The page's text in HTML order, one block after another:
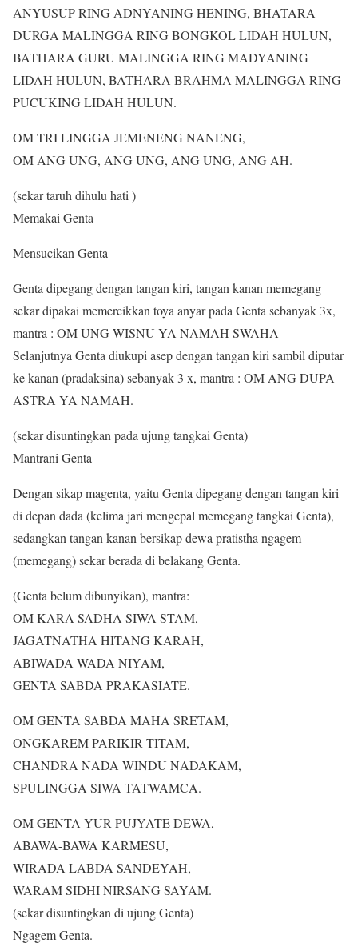
ANYUSUP RING ADNYANING HENING, BHATARA
DURGA MALINGGA RING BONGKOL LIDAH HULUN,
BATHARA GURU MALINGGA RING MADYANING
LIDAH HULUN, BATHARA BRAHMA MALINGGA RING
PUCUKING LIDAH HULUN.
OM TRI LINGGA JEMENENG NANENG,
OM ANG UNG, ANG UNG, ANG UNG, ANG AH.
(sekar taruh dihulu hati )
Memakai Genta
Mensucikan Genta
Genta dipegang dengan tangan kiri, tangan kanan memegang
sekar dipakai memercikkan toya anyar pada Genta sebanyak 3x,
mantra : OM UNG WISNU YA NAMAH SWAHA
Selanjutnya Genta diukupi asep dengan tangan kiri sambil diputar
ke kanan (pradaksina) sebanyak 3 x, mantra : OM ANG DUPA
ASTRA YA NAMAH.
(sekar disuntingkan pada ujung tangkai Genta)
Mantrani Genta
Dengan sikap magenta, yaitu Genta dipegang dengan tangan kiri
di depan dada (kelima jari mengepal memegang tangkai Genta),
sedangkan tangan kanan bersikap dewa pratistha ngagem
(memegang) sekar berada di belakang Genta.
(Genta belum dibunyikan), mantra:
OM KARA SADHA SIWA STAM,
JAGATNATHA HITANG KARAH,
ABIWADA WADA NIYAM,
GENTA SABDA PRAKASIATE.
OM GENTA SABDA MAHA SRETAM,
ONGKAREM PARIKIR TITAM,
CHANDRA NADA WINDU NADAKAM,
SPULINGGA SIWA TATWAMCA.
OM GENTA YUR PUJYATE DEWA,
ABAWA-BAWA KARMESU,
WIRADA LABDA SANDEYAH,
WARAM SIDHI NIRSANG SAYAM.
(sekar disuntingkan di ujung Genta)
Ngagem Genta.